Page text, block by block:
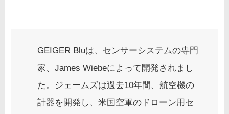
GEIGER Bluは、センサーシステムの専門
家、James Wiebeによって開発されまし
た。ジェームズは過去10年間、航空機の
計器を開発し、米国空軍のドローン用セ